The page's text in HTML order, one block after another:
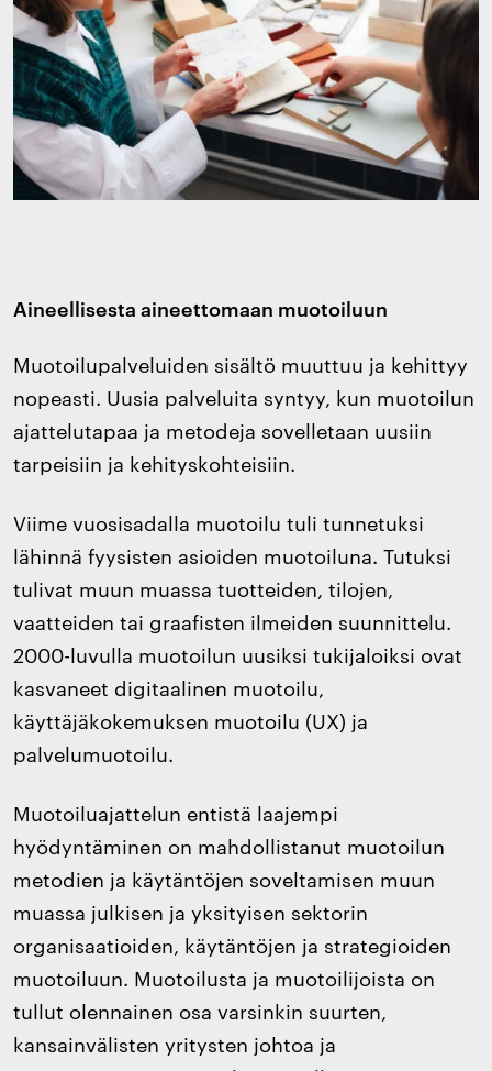
Aineellisesta aineettomaan muotoiluun
Muotoilupalveluiden sisältö muuttuu ja kehittyy
nopeasti. Uusia palveluita syntyy, kun muotoilun
ajattelutapaa ja metodeja sovelletaan uusiin
tarpeisiin ja kehityskohteisiin.
Viime vuosisadalla muotoilu tuli tunnetuksi
lähinnä fyysisten asioiden muotoiluna. Tutuksi
tulivat muun muassa tuotteiden, tilojen,
vaatteiden tai graafisten ilmeiden suunnittelu.
2000-luvulla muotoilun uusiksi tukijaloiksi ovat
kasvaneet digitaalinen muotoilu,
käyttäjäkokemuksen muotoilu (UX) ja
palvelumuotoilu.
Muotoiluajattelun entistä laajempi
hyödyntäminen on mahdollistanut muotoilun
metodien ja käytäntöjen soveltamisen muun
muassa julkisen ja yksityisen sektorin
organisaatioiden, käytäntöjen ja strategioiden
muotoiluun. Muotoilusta ja muotoilijoista on
tullut olennainen osa varsinkin suurten,
kansainvälisten yritysten johtoa ja